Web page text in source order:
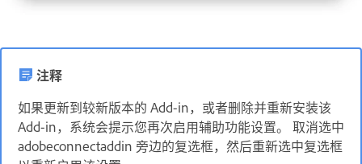
注释
如果更新到较新版本的 Add-in，或者删除并重新安装该
Add-in，系统会提示您再次启用辅助功能设置。 取消选中
adobeconnectaddin 旁边的复选框，然后重新选中复选框